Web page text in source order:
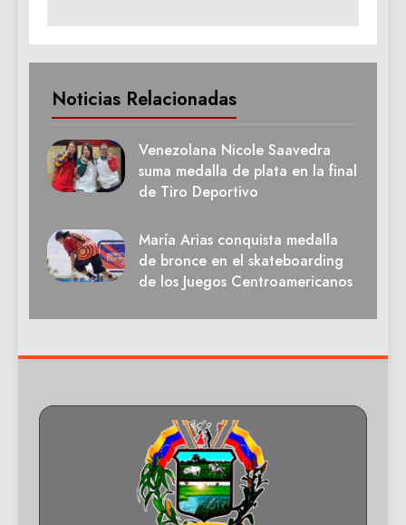
Noticias Relacionadas
Venezolana Nicole Saavedra
suma medalla de plata en la final
de Tiro Deportivo
María Arias conquista medalla
de bronce en el skateboarding
de los Juegos Centroamericanos